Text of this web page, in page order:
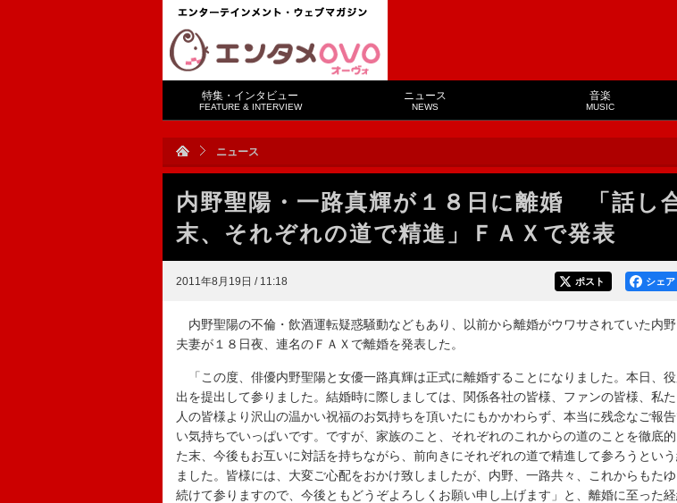
特集・インタビュー
FEATURE & INTERVIEW
ニュース
NEWS
音楽
MUSIC
ニュース
内野聖陽・一路真輝が１８日に離婚 「話し
末、それぞれの道で精進」ＦＡＸで発表
2011年8月19日 / 11:18 シェア
ポスト
内野聖陽の不倫・飲酒運転疑惑騒動などもあり、以前から離婚がウワサされていた内
夫妻が１８日夜、連名のＦＡＸで離婚を発表した。
「この度、俳優内野聖陽と女優一路真輝は正式に離婚することになりました。本日、
出を提出して参りました。結婚時に際しましては、関係各社の皆様、ファンの皆様、私
人の皆様より沢山の温かい祝福のお気持ちを頂いたにもかかわらず、本当に残念なご報
い気持ちでいっぱいです。ですが、家族のこと、それぞれのこれからの道のことを徹底
た末、今後もお互いに対話を持ちながら、前向きにそれぞれの道で精進して参ろうとい
ました。皆様には、大変ご心配をおかけ致しましたが、内野、一路共々、これからもた
続けて参りますので、今後ともどうぞよろしくお願い申し上げます」と、離婚に至った